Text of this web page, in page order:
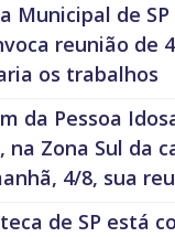
Municipal de SP
reunião de
os trabalhos
da Pessoa
na Zona Sul da
4/8, sua
de SP está